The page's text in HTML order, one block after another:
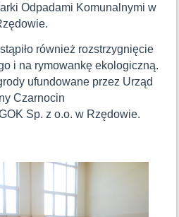
Odpadami Komunalnymi w
również rozstrzygnięcie
i na rymowankę ekologiczną.
ufundowane przez Urząd
Czarnocin
Sp. z o.o. w Rzędowie.